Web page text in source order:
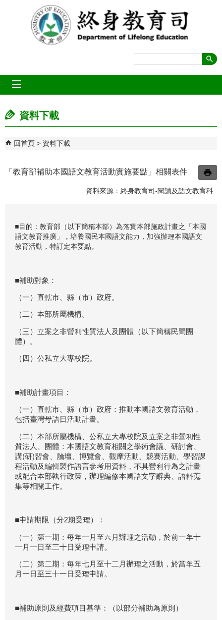
跳到主要內容區塊
資料下載
回首頁 資料下載
「教育部補助本國語文教育活動實施要點」相關表件
資料來源：終身教育司-閱讀及語文教育科
■目的：教育部（以下簡稱本部）為落實本部施政計畫之「本國
語文教育推廣」，培養國民本國語文能力，加強辦理本國語文
教育活動，特訂定本要點。
■補助對象：
（一）直轄市、縣（市）政府。
（二）本部所屬機構。
（三）立案之非營利性質法人及團體（以下簡稱民間團
體）。
（四）公私立大專校院。
■補助計畫項目：
（一）直轄市、縣（市）政府：推動本國語文教育活動，
包括臺灣母語日活動計畫。
（二）本部所屬機構、公私立大專校院及立案之非營利性
質法人、團體：本國語文教育相關之學術會議、研討會、
講(研)習會、論壇、博覽會、觀摩活動、競賽活動、學習課
程活動及編輯製作語言參考用資料，不具營利行為之計畫
或配合本部執行政策，辦理編修本國語文字辭典、語料蒐
集等相關工作。
■申請期限（分2期受理）：
（一）第一期：每年一月至六月辦理之活動，於前一年十
一月一日至三十日受理申請。
（二）第二期：每年七月至十二月辦理之活動，於當年五
月一日至三十一日受理申請。
■補助原則及經費項目基準：（以部分補助為原則）